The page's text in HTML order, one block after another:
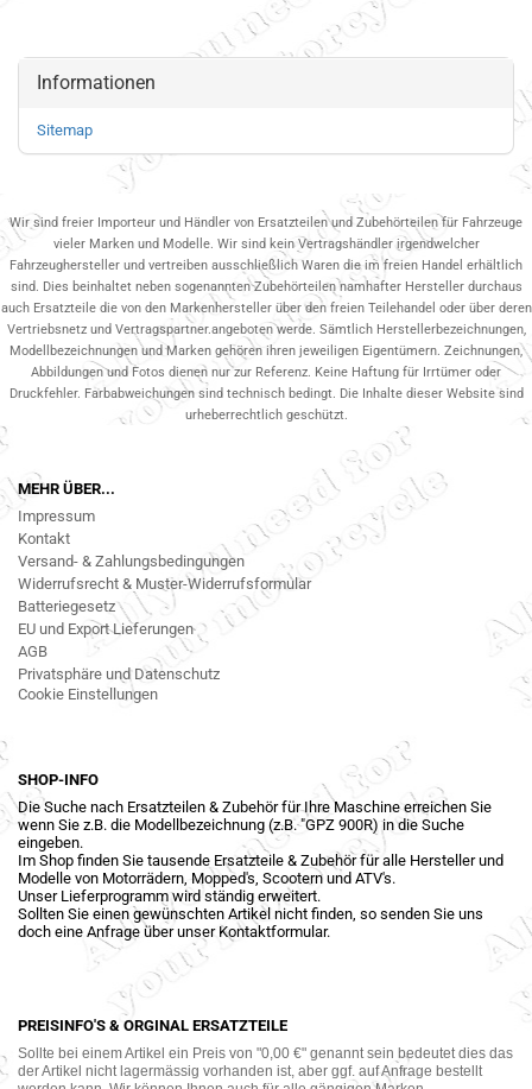
Informationen
Sitemap
Wir sind freier Importeur und Händler von Ersatzteilen und Zubehörteilen für Fahrzeuge
vieler Marken und Modelle. Wir sind kein Vertragshändler irgendwelcher
Fahrzeughersteller und vertreiben ausschließlich Waren die im freien Handel erhältlich
sind. Dies beinhaltet neben sogenannten Zubehörteilen namhafter Hersteller durchaus
auch Ersatzteile die von den Markenhersteller über den freien Teilehandel oder über deren
Vertriebsnetz und Vertragspartner.angeboten werde. Sämtlich Herstellerbezeichnungen,
Modellbezeichnungen und Marken gehören ihren jeweiligen Eigentümern. Zeichnungen,
Abbildungen und Fotos dienen nur zur Referenz. Keine Haftung für Irrtümer oder
Druckfehler. Farbabweichungen sind technisch bedingt. Die Inhalte dieser Website sind
urheberrechtlich geschützt.
MEHR ÜBER...
Impressum
Kontakt
Versand- & Zahlungsbedingungen
Widerrufsrecht & Muster-Widerrufsformular
Batteriegesetz
EU und Export Lieferungen
AGB
Privatsphäre und Datenschutz
Cookie Einstellungen
SHOP-INFO
Die Suche nach Ersatzteilen & Zubehör für Ihre Maschine erreichen Sie
wenn Sie z.B. die Modellbezeichnung (z.B. "GPZ 900R) in die Suche
eingeben.
Im Shop finden Sie tausende Ersatzteile & Zubehör für alle Hersteller und
Modelle von Motorrädern, Mopped's, Scootern und ATV's.
Unser Lieferprogramm wird ständig erweitert.
Sollten Sie einen gewünschten Artikel nicht finden, so senden Sie uns
doch eine Anfrage über unser Kontaktformular.
PREISINFO'S & ORGINAL ERSATZTEILE
Sollte bei einem Artikel ein Preis von "0,00 €" genannt sein bedeutet dies das
der Artikel nicht lagermässig vorhanden ist, aber ggf. auf Anfrage bestellt